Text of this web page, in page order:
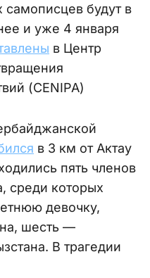
будут в
и уже 4 января
в Центр
(CENIPA)
в 3 км от Актау
пять членов
среди которых
девочку,
шесть —
В трагедии